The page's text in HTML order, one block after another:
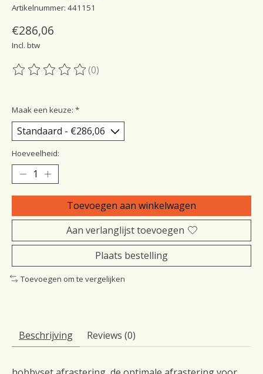
Artikelnummer: 441151
€286,06
Incl. btw
De beoordeling van dit product is
(0)
Maak een keuze: *
Hoeveelheid:
Toevoegen aan winkelwagen
Aan verlanglijst toevoegen
Plaats bestelling
Toevoegen om te vergelijken
Beschrijving Reviews (0)